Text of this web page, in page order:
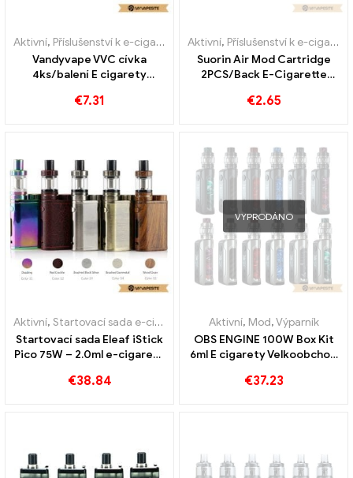
Aktivní, Příslušenství k e-cigaretám
Vandyvape VVC cívka
4ks/balení E cigarety
zakázku
€7.31
Aktivní, Příslušenství k e-cigaretám
Suorin Air Mod Cartridge
2PCS/Back E-Cigarette
€2.65
Aktivní, Startovací sada e-cigaret
Startovací sada Eleaf iStick
Pico 75W – 2.0ml e-cigarety
€38.84
VYPRODÁNO
Aktivní, Mod,Výparník
OBS ENGINE 100W Box Kit
6ml E cigarety Velkoobchod
€37.23